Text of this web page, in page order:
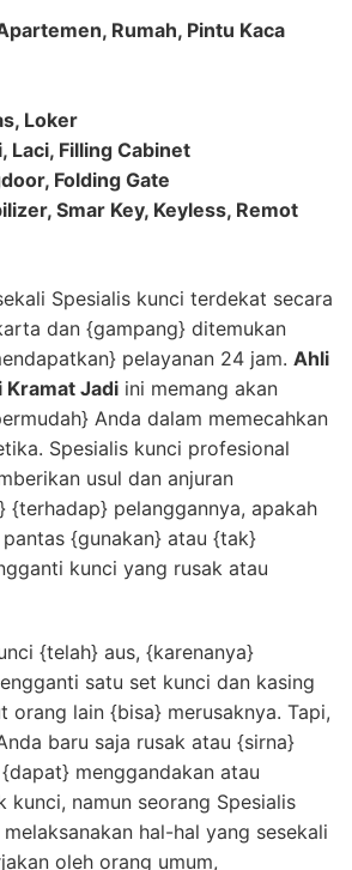
Rumah, Pintu Kaca
Loker
Laci, Filling Cabinet
Folding Gate
Smar Key, Keyless, Remot
Spesialis kunci terdekat secara
dan {gampang} ditemukan
pelayanan 24 jam. Ahli
Kramat Jadi ini memang akan
Anda dalam memecahkan
Spesialis kunci profesional
usul dan anjuran
{terhadap} pelanggannya, apakah
{gunakan} atau {tak}
kunci yang rusak atau
{telah} aus, {karenanya}
satu set kunci dan kasing
orang lain {bisa} merusaknya. Tapi,
baru saja rusak atau {sirna}
menggandakan atau
kunci, namun seorang Spesialis
hal-hal yang sesekali
oleh orang umum,